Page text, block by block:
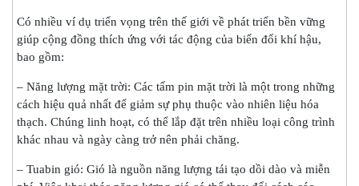
Có nhiều ví dụ triển vọng trên thế giới về phát triển bền vững
giúp cộng đồng thích ứng với tác động của biến đổi khí hậu,
bao gồm:
– Năng lượng mặt trời: Các tấm pin mặt trời là một trong những
cách hiệu quả nhất để giảm sự phụ thuộc vào nhiên liệu hóa
thạch. Chúng linh hoạt, có thể lắp đặt trên nhiều loại công trình
khác nhau và ngày càng trở nên phải chăng.
– Tuabin gió: Gió là nguồn năng lượng tái tạo dồi dào và miễn